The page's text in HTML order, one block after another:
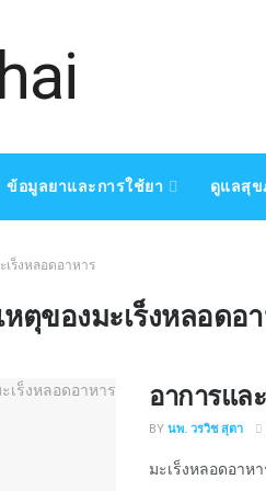
ข้อมูลยาและการใช้ยา ดูแลสุข
เร็งหลอดอาหาร
หตุของมะเร็งหลอดอ
อาการแล
BY นพ. วรวิช สุตา
มะเร็งหลอดอาหา